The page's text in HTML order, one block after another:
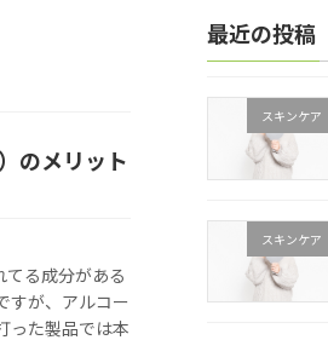
のメリット
る成分がある
すが、アルコー
った製品では本
最近の投稿
スキンケア
スキンケア